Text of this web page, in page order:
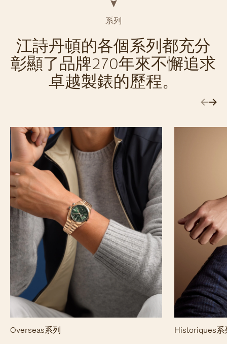
系列
江詩丹頓的各個系列都充分
彰顯了品牌270年來不懈追求
卓越製錶的歷程。
Overseas系列 Historiques系